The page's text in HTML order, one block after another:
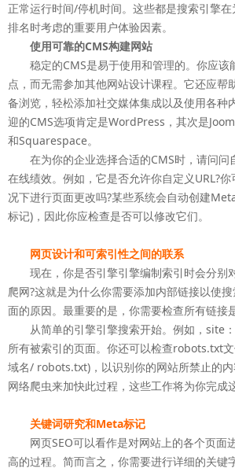
正常运行时间/停机时间。这些都是搜索引擎
排名时考虑的重要用户体验因素。
使用可靠的CMS构建网站
稳定的CMS是易于使用和管理的。你应该
点，而无需参加其他网站设计课程。它还应帮
备浏览，轻松添加社交媒体集成以及使用各种
迎的CMS选项肯定是WordPress，其次是
和Squarespace。
在为你的企业选择合适的CMS时，请问问
在线绩效。例如，它是否允许你自定义URL?
况下进行页面更改吗?某些系统会自动创建
标记)，因此你应检查是否可以修改它们。
网页设计和可索引性之间的联系
现在，你是否引擎引擎编制索引时会分别
爬网?这就是为什么你需要添加内部链接以使
面的原因。最重要的是，你需要检查所有链接
从简单的引擎引擎搜索开始。例如，site
所有被索引的页面。你还可以检查robots.txt
域名/ robots.txt)，以识别你的网站所禁止的
网络爬虫来加快此过程，这些工作将为你完成
关键词研究和Meta标记
网页SEO可以看作是对网站上的各个页面
高的过程。简而言之，你需要进行详细的关键